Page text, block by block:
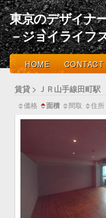
東京のデザイナ
－ジョイライフ
HOME CONTACT
賃貸 > ＪＲ山手線田町駅
価格 面積 間取 住所